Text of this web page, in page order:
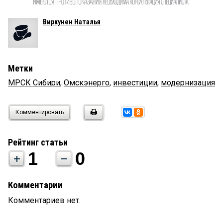
Виркунен Наталья
Метки
МРСК Сибири, Омскэнерго, инвестиции, модернизация
Комментировать
Рейтинг статьи
1 0
Комментарии
Комментариев нет.